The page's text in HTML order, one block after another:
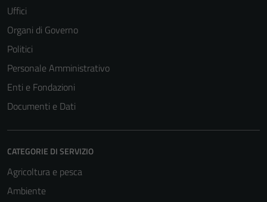
Uffici
Organi di Governo
Politici
Personale Amministrativo
Enti e Fondazioni
Documenti e Dati
CATEGORIE DI SERVIZIO
Agricoltura e pesca
Ambiente